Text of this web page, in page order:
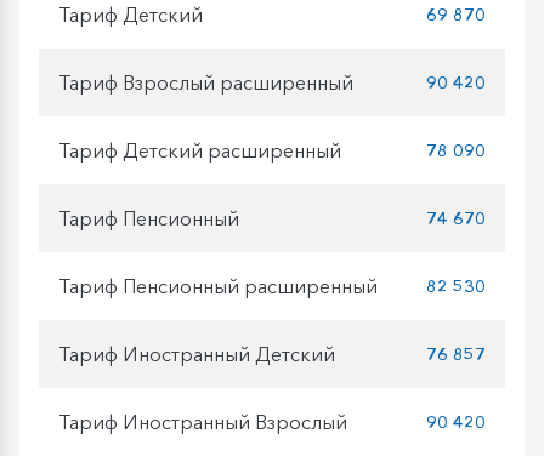
Тариф Детский 69 870
Тариф Взрослый расширенный 90 420
Тариф Детский расширенный 78 090
Тариф Пенсионный 74 670
Тариф Пенсионный расширенный 82 530
Тариф Иностранный Детский 76 857
Тариф Иностранный Взрослый 90 420